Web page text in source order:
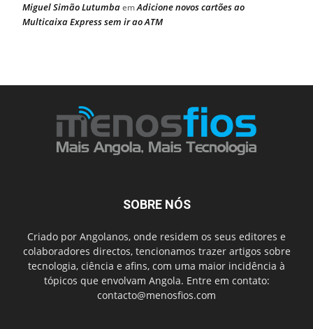
Miguel Simão LutumbaemAdicione novos cartões ao
Multicaixa Express sem ir ao ATM
SOBRE NÓS
Criado por Angolanos, onde residem os seus editores e
colaboradores directos, tencionamos trazer artigos sobre
tecnologia, ciência e afins, com uma maior incidência à
tópicos que envolvam Angola. Entre em contato:
contacto@menosfios.com